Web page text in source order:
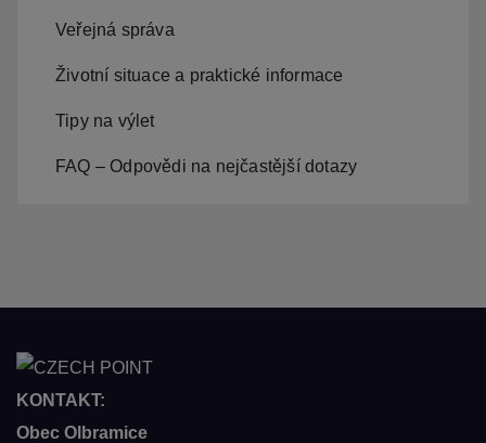
Veřejná správa
Životní situace a praktické informace
Tipy na výlet
FAQ – Odpovědi na nejčastější dotazy
KONTAKT:
Obec Olbramice